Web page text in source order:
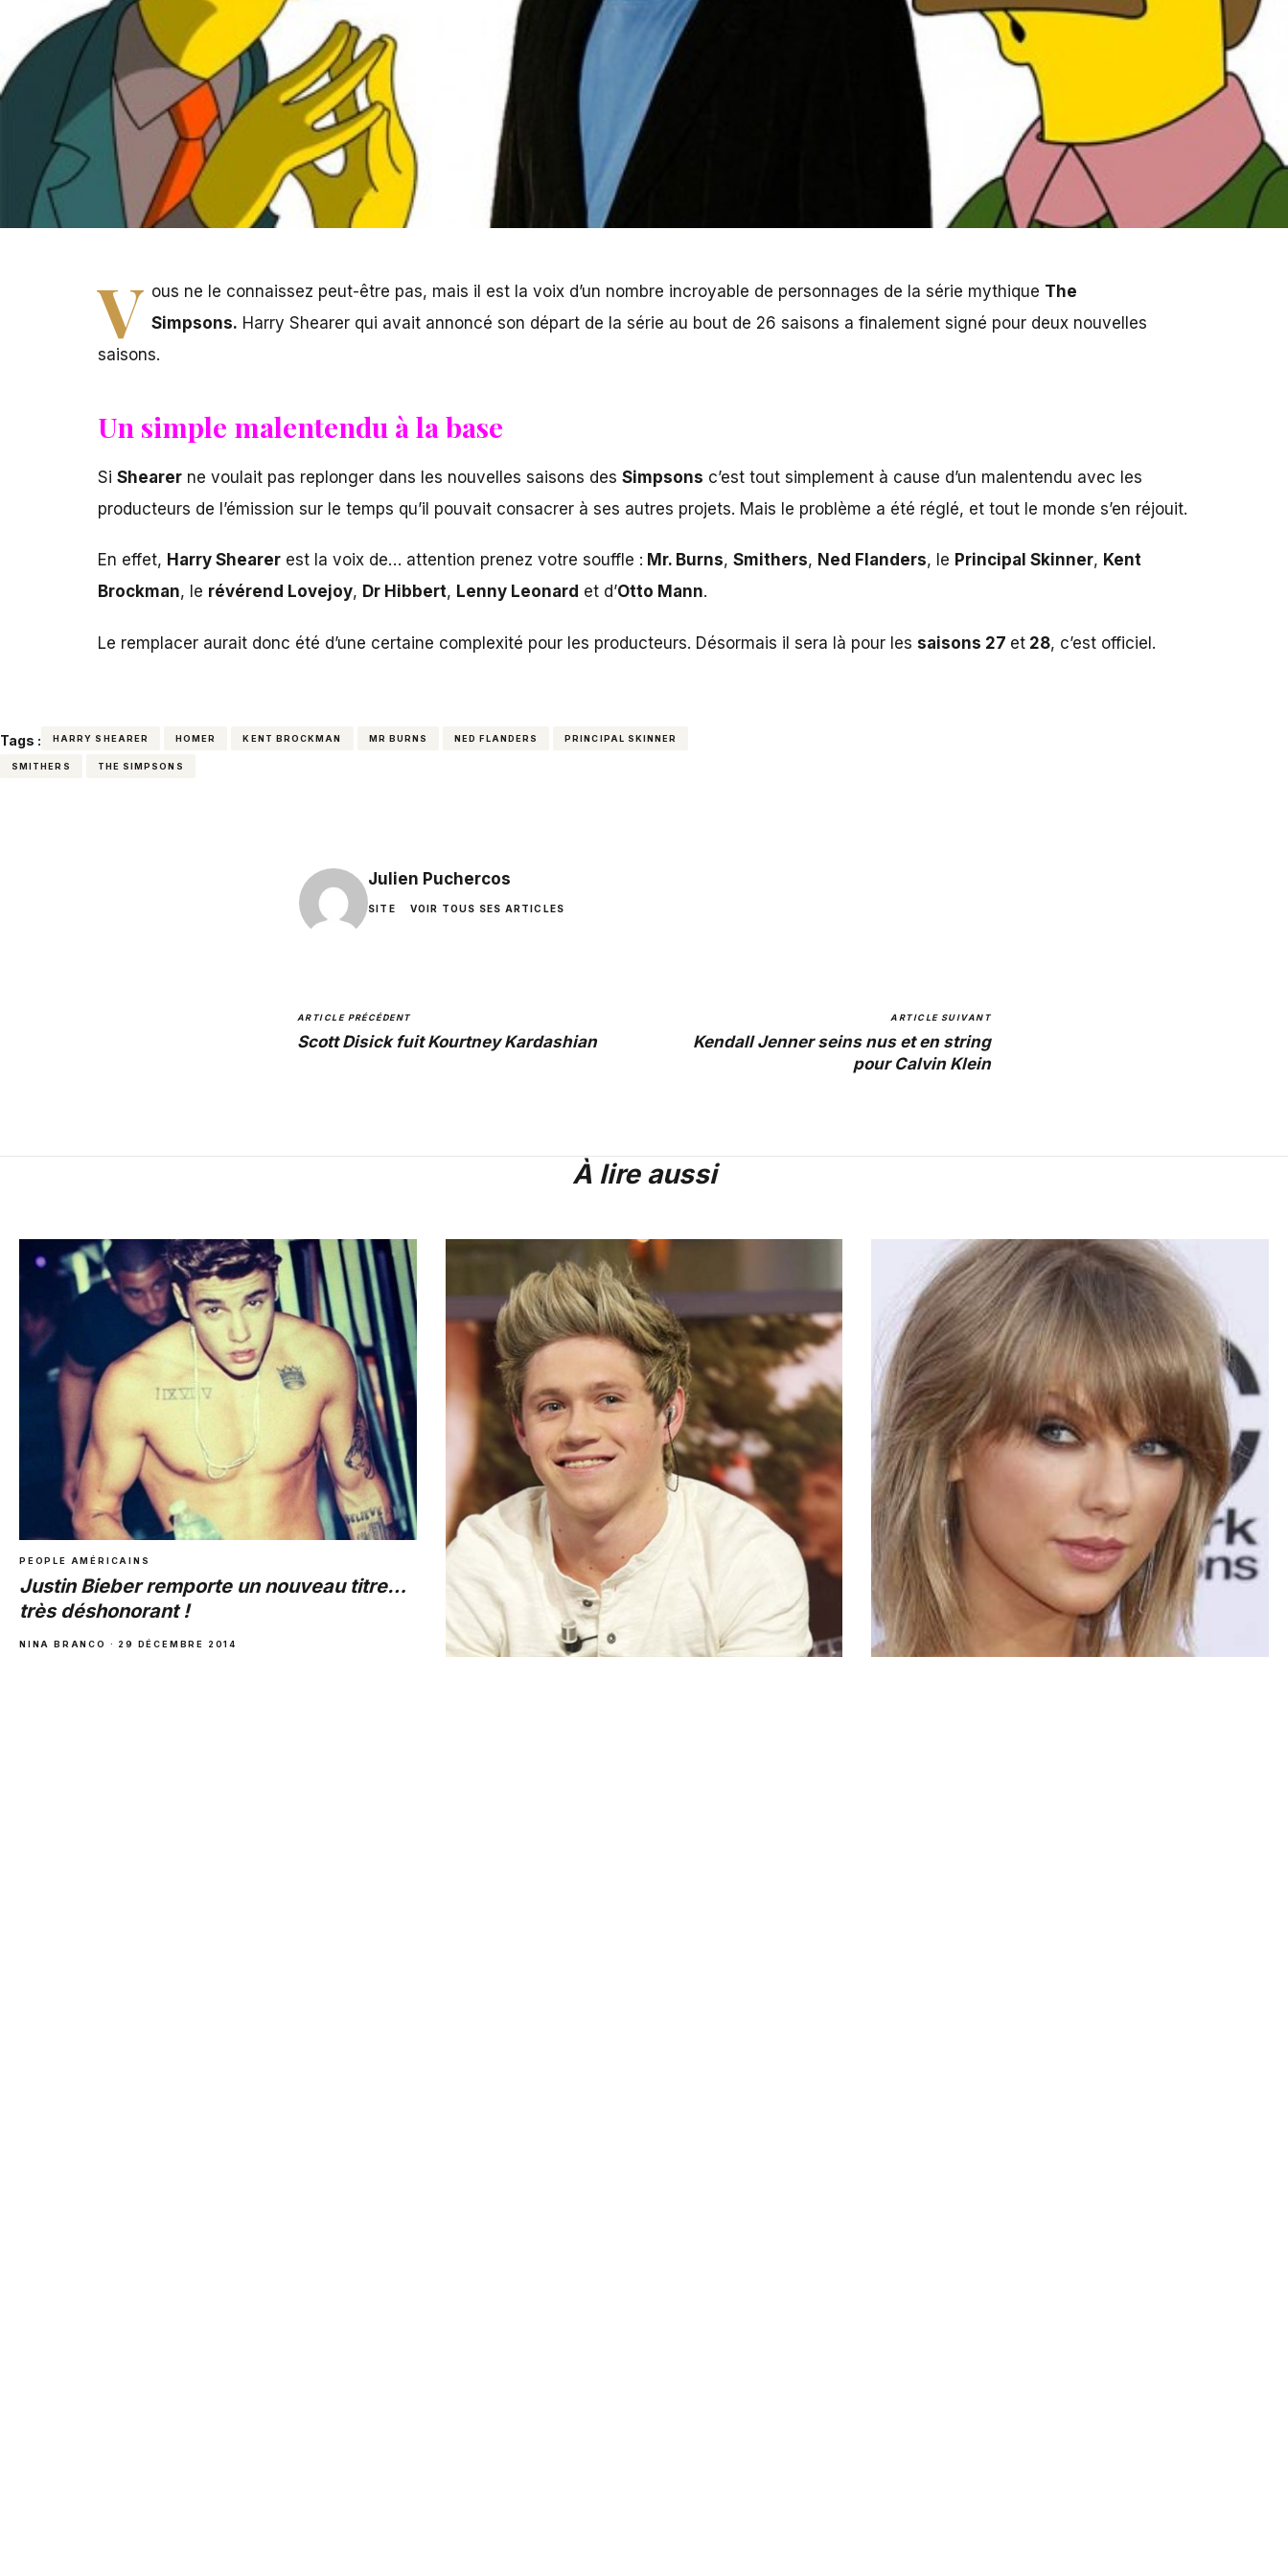
V ous ne le connaissez peut-être pas, mais il est la voix d’un nombre incroyable de personnages de la série mythique The
Simpsons. Harry Shearerqui avait annoncé son départ de la série au bout de 26 saisons a finalement signé pour deux nouvelles
saisons.
Un simple malentendu à la base
Si Shearer ne voulait pas replonger dans les nouvelles saisons des Simpsons c’est tout simplement à cause d’un malentendu avec les
producteurs de l’émission sur le temps qu’il pouvait consacrer à ses autres projets. Mais le problème a été réglé, et tout le monde s’en réjouit.
En effet, Harry Shearer est la voix de… attention prenez votre souffle : Mr. Burns, Smithers, Ned Flanders, le Principal Skinner, Kent
Brockman, le révérend Lovejoy, Dr Hibbert, Lenny Leonard et d’Otto Mann.
Le remplacer aurait donc été d’une certaine complexité pour les producteurs. Désormais il sera là pour les saisons 27 et 28, c’est officiel.
Tags : HARRY SHEARER HOMER KENT BROCKMAN MR BURNS NED FLANDERS PRINCIPAL SKINNER
SMITHERS THE SIMPSONS
Julien Puchercos
SITE VOIR TOUS SES ARTICLES
ARTICLE PRÉCÉDENT
Scott Disick fuit Kourtney Kardashian
ARTICLE SUIVANT
Kendall Jenner seins nus et en string
pour Calvin Klein
À lire aussi
PEOPLE AMÉRICAINS
Justin Bieber remporte un nouveau titre…
très déshonorant !
NINA BRANCO · 29 DÉCEMBRE 2014